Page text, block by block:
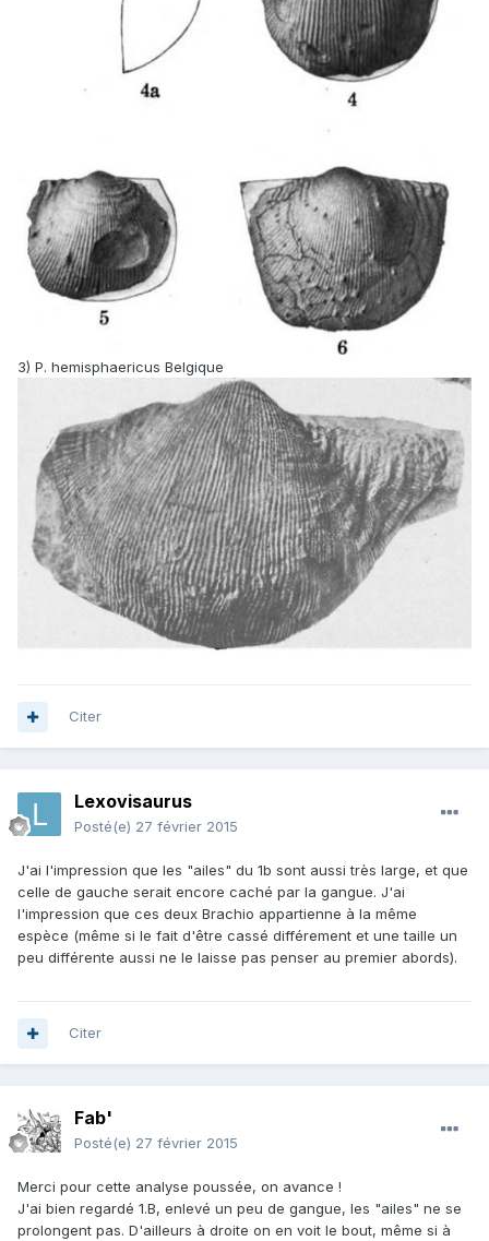
3) P. hemisphaericus Belgique
Citer
Lexovisaurus
Posté(e) 27 février 2015
J'ai l'impression que les "ailes" du 1b sont aussi très large, et que
celle de gauche serait encore caché par la gangue. J'ai
l'impression que ces deux Brachio appartienne à la même
espèce (même si le fait d'être cassé différement et une taille un
peu différente aussi ne le laisse pas penser au premier abords).
Citer
Fab'
Posté(e) 27 février 2015
Merci pour cette analyse poussée, on avance !
J'ai bien regardé 1.B, enlevé un peu de gangue, les "ailes" ne se
prolongent pas. D'ailleurs à droite on en voit le bout, même si à